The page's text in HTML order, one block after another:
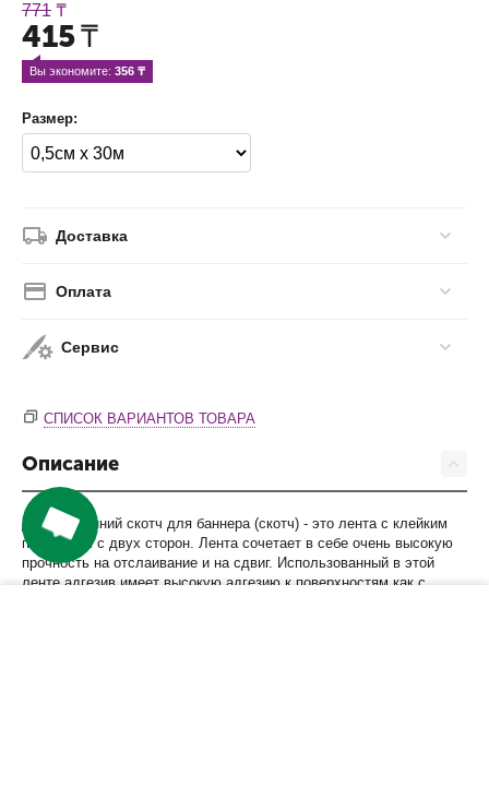
771 ₸
415₸
Вы экономите: 356 ₸
Размер:
Доставка
Оплата
Сервис
СПИСОК ВАРИАНТОВ ТОВАРА
Описание
Двухсторонний скотч для баннера (скотч) - это лента с клейким
покрытием с двух сторон. Лента сочетает в себе очень высокую
прочность на отслаивание и на сдвиг. Использованный в этой
ленте адгезив имеет высокую адгезию к поверхностям как с